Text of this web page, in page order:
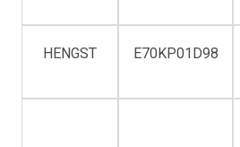
HENGST E70KP01D98